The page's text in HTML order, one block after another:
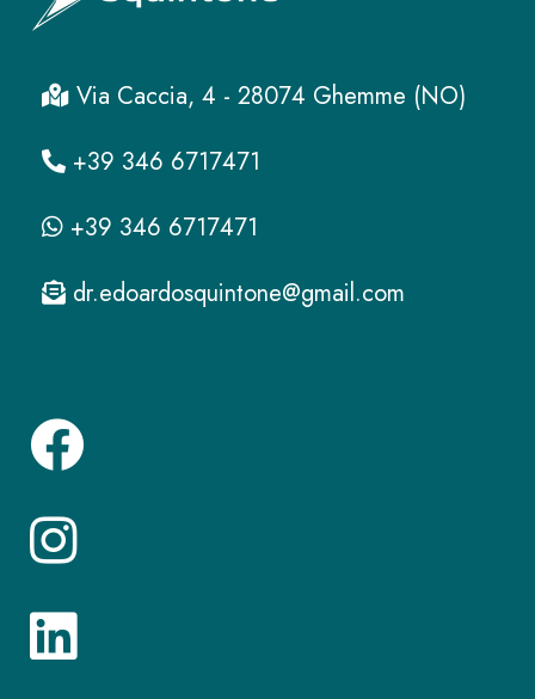
Via Caccia, 4 - 28074 Ghemme (NO)
+39 346 6717471
+39 346 6717471
dr.edoardosquintone@gmail.com